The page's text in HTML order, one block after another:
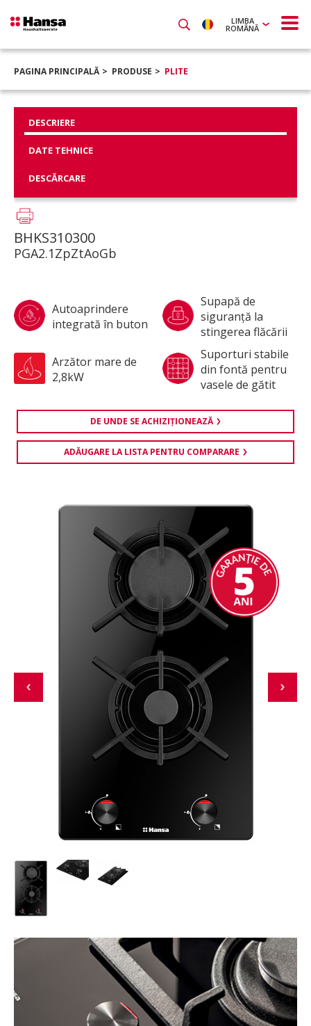
LIMBA
ROMÂNĂ
PAGINA PRINCIPALĂ PRODUSE PLITE
DESCRIERE
DATE TEHNICE
DESCĂRCARE
BHKS310300
PGA2.1ZpZtAoGb
Autoaprindere
integrată în buton
Supapă de
siguranţă la
stingerea flăcării
Arzător mare de
2,8kW
Suporturi stabile
din fontă pentru
vasele de gătit
DE UNDE SE ACHIZIŢIONEAZĂ
ADĂUGARE LA LISTA PENTRU COMPARARE